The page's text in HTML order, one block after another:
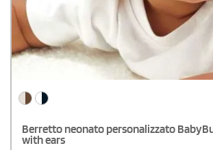
Berretto neonato personalizzato
with ears